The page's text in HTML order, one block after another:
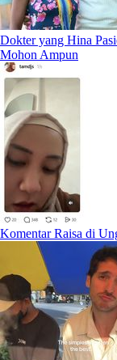
Dokter yang Hina
Mohon Ampun
Komentar Raisa di